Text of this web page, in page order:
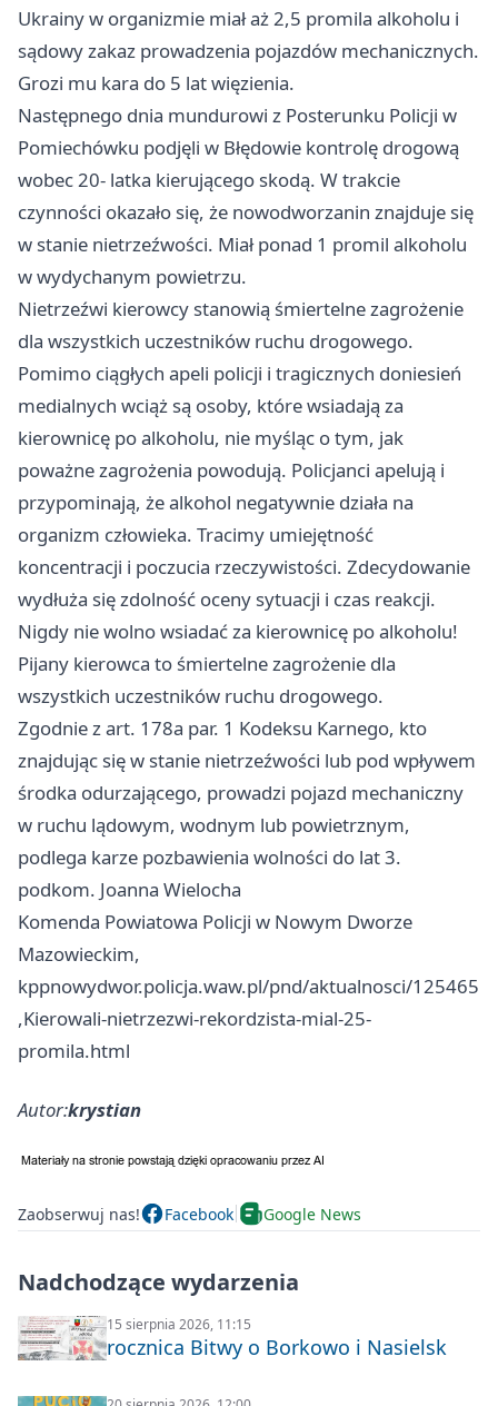
Ukrainy w organizmie miał aż 2,5 promila alkoholu i
sądowy zakaz prowadzenia pojazdów mechanicznych.
Grozi mu kara do 5 lat więzienia.
Następnego dnia mundurowi z Posterunku Policji w
Pomiechówku podjęli w Błędowie kontrolę drogową
wobec 20- latka kierującego skodą. W trakcie
czynności okazało się, że nowodworzanin znajduje się
w stanie nietrzeźwości. Miał ponad 1 promil alkoholu
w wydychanym powietrzu.
Nietrzeźwi kierowcy stanowią śmiertelne zagrożenie
dla wszystkich uczestników ruchu drogowego.
Pomimo ciągłych apeli policji i tragicznych doniesień
medialnych wciąż są osoby, które wsiadają za
kierownicę po alkoholu, nie myśląc o tym, jak
poważne zagrożenia powodują. Policjanci apelują i
przypominają, że alkohol negatywnie działa na
organizm człowieka. Tracimy umiejętność
koncentracji i poczucia rzeczywistości. Zdecydowanie
wydłuża się zdolność oceny sytuacji i czas reakcji.
Nigdy nie wolno wsiadać za kierownicę po alkoholu!
Pijany kierowca to śmiertelne zagrożenie dla
wszystkich uczestników ruchu drogowego.
Zgodnie z art. 178a par. 1 Kodeksu Karnego, kto
znajdując się w stanie nietrzeźwości lub pod wpływem
środka odurzającego, prowadzi pojazd mechaniczny
w ruchu lądowym, wodnym lub powietrznym,
podlega karze pozbawienia wolności do lat 3.
podkom. Joanna Wielocha
Komenda Powiatowa Policji w Nowym Dworze
Mazowieckim,
kppnowydwor.policja.waw.pl/pnd/aktualnosci/125465
,Kierowali-nietrzezwi-rekordzista-mial-25-
promila.html
Autor:krystian
Zaobserwuj nas! Facebook Google News
Nadchodzące wydarzenia
15 sierpnia 2026, 11:15
rocznica Bitwy o Borkowo i Nasielsk